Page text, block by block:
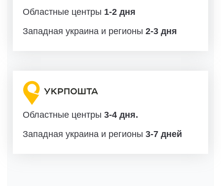
Областные центры 1-2 дня
Западная украина и регионы 2-3 дня
Областные центры 3-4 дня.
Западная украина и регионы 3-7 дней